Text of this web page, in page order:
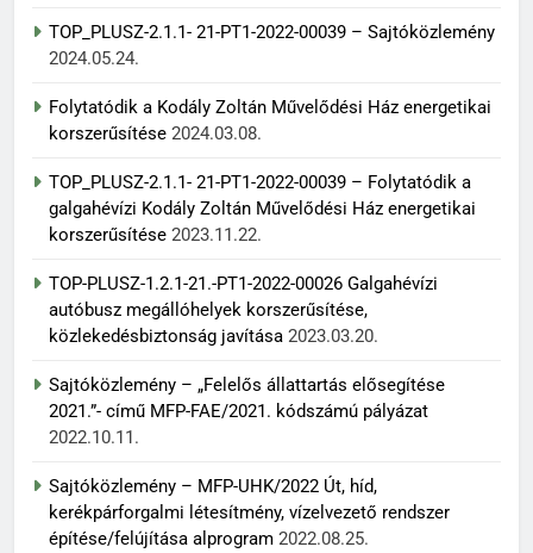
TOP_PLUSZ-2.1.1- 21-PT1-2022-00039 – Sajtóközlemény
2024.05.24.
Folytatódik a Kodály Zoltán Művelődési Ház energetikai
korszerűsítése 2024.03.08.
TOP_PLUSZ-2.1.1- 21-PT1-2022-00039 – Folytatódik a
galgahévízi Kodály Zoltán Művelődési Ház energetikai
korszerűsítése 2023.11.22.
TOP-PLUSZ-1.2.1-21.-PT1-2022-00026 Galgahévízi
autóbusz megállóhelyek korszerűsítése,
közlekedésbiztonság javítása 2023.03.20.
Sajtóközlemény – „Felelős állattartás elősegítése
2021.”- című MFP-FAE/2021. kódszámú pályázat
2022.10.11.
Sajtóközlemény – MFP-UHK/2022 Út, híd,
kerékpárforgalmi létesítmény, vízelvezető rendszer
építése/felújítása alprogram 2022.08.25.